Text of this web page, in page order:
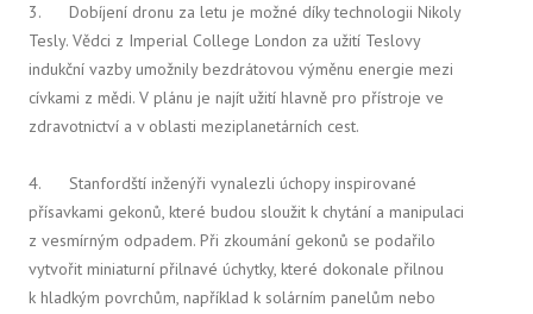
3. Dobíjení dronu za letu je možné díky technologii Nikoly
Tesly. Vědci z Imperial College London za užití Teslovy
indukční vazby umožnily bezdrátovou výměnu energie mezi
cívkami z mědi. V plánu je najít užití hlavně pro přístroje ve
zdravotnictví a v oblasti meziplanetárních cest.
4. Stanfordští inženýři vynalezli úchopy inspirované
přísavkami gekonů, které budou sloužit k chytání a manipulaci
z vesmírným odpadem. Při zkoumání gekonů se podařilo
vytvořit miniaturní přilnavé úchytky, které dokonale přilnou
k hladkým povrchům, například k solárním panelům nebo